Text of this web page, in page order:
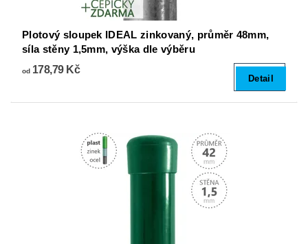
Plotový sloupek IDEAL zinkovaný, průměr 48mm,
síla stěny 1,5mm, výška dle výběru
od178,79 Kč
Detail